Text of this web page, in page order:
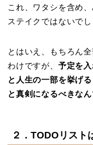
これ、ワタシを含め
ステイクではないで
とはいえ、もちろん
わけですが、 予定を
と人生の一部を挙げ
と真剣になるべきなん
２．TODOリスト